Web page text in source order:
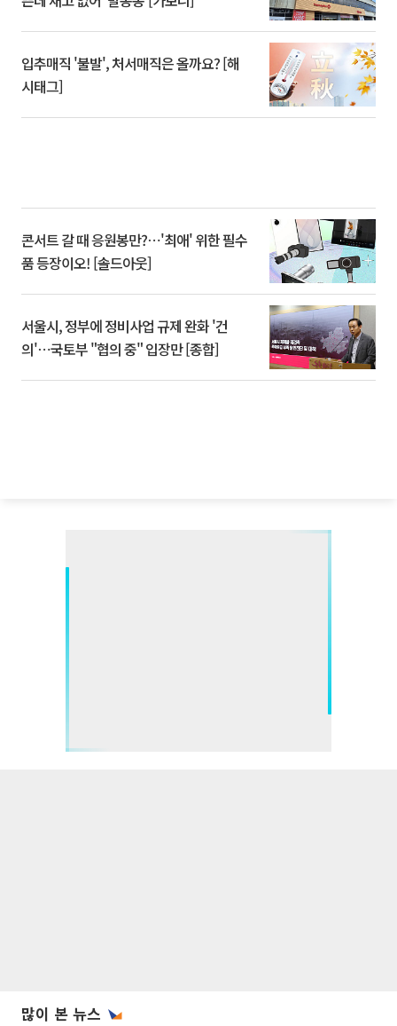
입추매직 '불발', 처서매직은 올까요? [해
시태그]
콘서트 갈 때 응원봉만?⋯'최애' 위한 필수
품 등장이오! [솔드아웃]
서울시, 정부에 정비사업 규제 완화 '건
의'⋯국토부 "협의 중" 입장만 [종합]
많이 본 뉴스